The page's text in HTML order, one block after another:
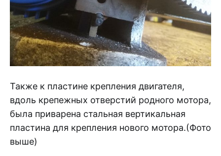
Также к пластине крепления двигателя,
вдоль крепежных отверстий родного мотора,
была приварена стальная вертикальная
пластина для крепления нового мотора.(Фото
выше)